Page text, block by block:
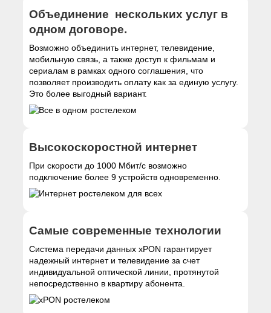
Объединение нескольких услуг в
одном договоре.
Возможно объединить интернет, телевидение,
мобильную связь, а также доступ к фильмам и
сериалам в рамках одного соглашения, что
позволяет производить оплату как за единую услугу.
Это более выгодный вариант.
Высокоскоростной интернет
При скорости до 1000 Мбит/с возможно
подключение более 9 устройств одновременно.
Самые современные технологии
Система передачи данных xPON гарантирует
надежный интернет и телевидение за счет
индивидуальной оптической линии, протянутой
непосредственно в квартиру абонента.